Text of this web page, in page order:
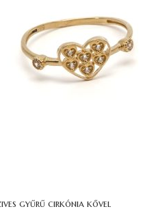
gyűrű cirkónia kővel